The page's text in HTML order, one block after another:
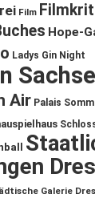
Film
Hope-
Ladys Gin Night
Air Palais
Galerie